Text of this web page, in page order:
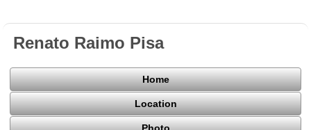
Renato Raimo Pisa
Home
Location